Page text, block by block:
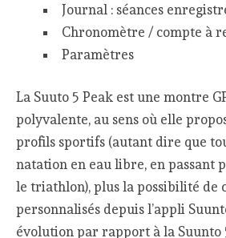
Journal : séances
Chronomètre / compte à
Paramètres
La Suuto 5 Peak est une montre
polyvalente, au sens où elle
profils sportifs (autant dire que
natation en eau libre, en passant
le triathlon), plus la possibilité de
personnalisés depuis l’appli
évolution par rapport à la Suunto